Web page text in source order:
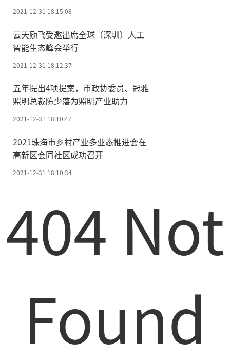
2021-12-31 18:15:08
云天励飞受邀出席全球（深圳）人工
智能生态峰会举行
2021-12-31 18:12:37
五年提出4项提案，市政协委员、冠雅
照明总裁陈少藩为照明产业助力
2021-12-31 18:10:47
2021珠海市乡村产业多业态推进会在
高新区会同社区成功召开
2021-12-31 18:10:34
404 Not
Found